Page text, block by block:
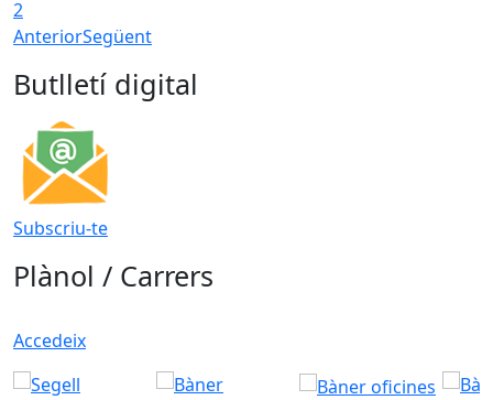
2
AnteriorSegüent
Butlletí digital
Subscriu-te
Plànol / Carrers
Accedeix